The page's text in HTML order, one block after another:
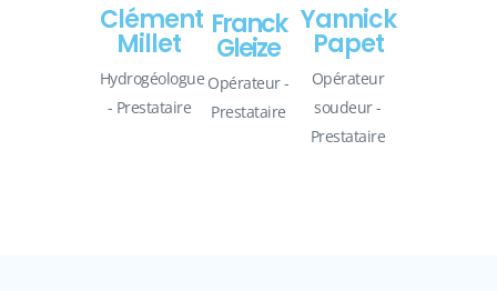
Clément
Millet
Hydrogéologue
- Prestataire
Franck
Gleize
Opérateur -
Prestataire
Yannick
Papet
Opérateur
soudeur -
Prestataire